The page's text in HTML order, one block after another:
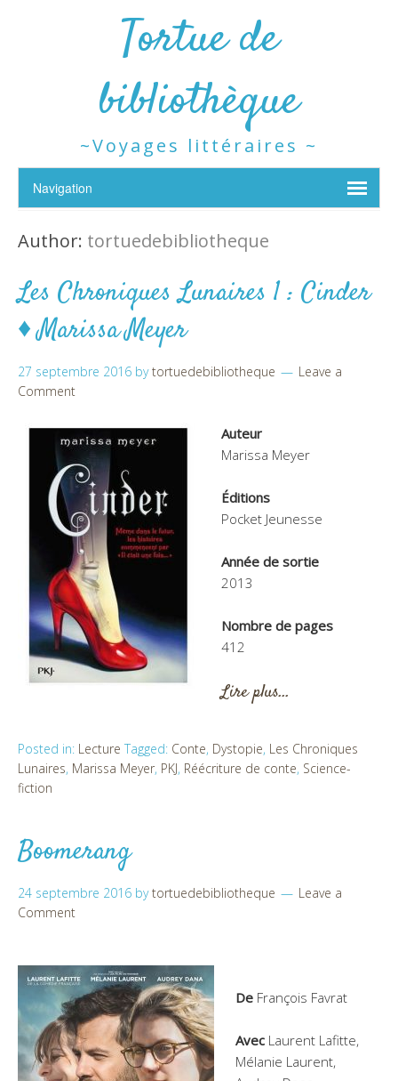
Tortue de
bibliothèque
~Voyages littéraires ~
Author: tortuedebibliotheque
Les Chroniques Lunaires 1 : Cinder
♦ Marissa Meyer
27 septembre 2016 bytortuedebibliotheque
Leave a
Comment
Auteur
Marissa Meyer
Éditions
Pocket Jeunesse
Année de sortie
2013
Nombre de pages
412
Lire plus…
Posted in: Lecture Tagged: Conte, Dystopie, Les Chroniques
Lunaires, Marissa Meyer, PKJ, Réécriture de conte, Science-
fiction
Boomerang
24 septembre 2016 bytortuedebibliotheque
Leave a
Comment
De François Favrat
Avec Laurent Lafitte,
Mélanie Laurent,